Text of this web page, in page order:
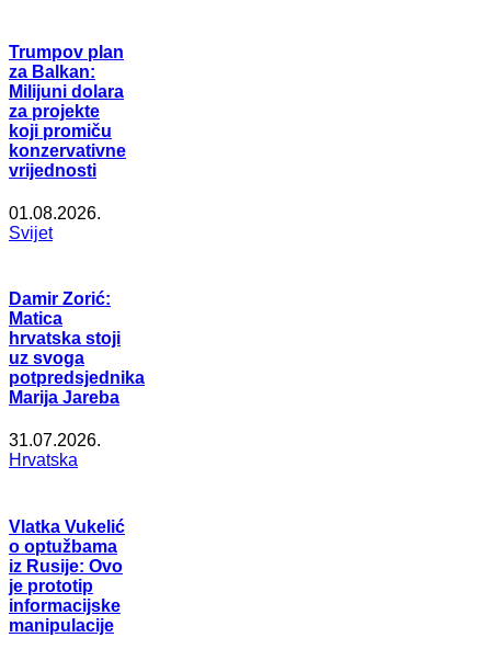
Trumpov plan
za Balkan:
Milijuni dolara
za projekte
koji promiču
konzervativne
vrijednosti
01.08.2026.
Svijet
Damir Zorić:
Matica
hrvatska stoji
uz svoga
potpredsjednika
Marija Jareba
31.07.2026.
Hrvatska
Vlatka Vukelić
o optužbama
iz Rusije: Ovo
je prototip
informacijske
manipulacije